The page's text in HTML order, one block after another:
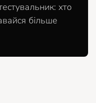
хто
більше